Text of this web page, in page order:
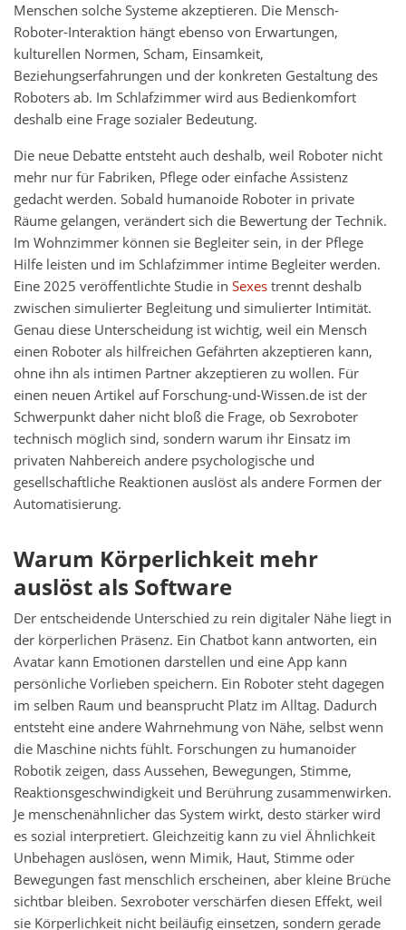
Menschen solche Systeme akzeptieren. Die Mensch-
Roboter-Interaktion hängt ebenso von Erwartungen,
kulturellen Normen, Scham, Einsamkeit,
Beziehungserfahrungen und der konkreten Gestaltung des
Roboters ab. Im Schlafzimmer wird aus Bedienkomfort
deshalb eine Frage sozialer Bedeutung.
Die neue Debatte entsteht auch deshalb, weil Roboter nicht
mehr nur für Fabriken, Pflege oder einfache Assistenz
gedacht werden. Sobald humanoide Roboter in private
Räume gelangen, verändert sich die Bewertung der Technik.
Im Wohnzimmer können sie Begleiter sein, in der Pflege
Hilfe leisten und im Schlafzimmer intime Begleiter werden.
Eine 2025 veröffentlichte Studie in Sexestrennt deshalb
zwischen simulierter Begleitung und simulierter Intimität.
Genau diese Unterscheidung ist wichtig, weil ein Mensch
einen Roboter als hilfreichen Gefährten akzeptieren kann,
ohne ihn als intimen Partner akzeptieren zu wollen. Für
einen neuen Artikel auf Forschung-und-Wissen.de ist der
Schwerpunkt daher nicht bloß die Frage, ob Sexroboter
technisch möglich sind, sondern warum ihr Einsatz im
privaten Nahbereich andere psychologische und
gesellschaftliche Reaktionen auslöst als andere Formen der
Automatisierung.
Warum Körperlichkeit mehr
auslöst als Software
Der entscheidende Unterschied zu rein digitaler Nähe liegt in
der körperlichen Präsenz. Ein Chatbot kann antworten, ein
Avatar kann Emotionen darstellen und eine App kann
persönliche Vorlieben speichern. Ein Roboter steht dagegen
im selben Raum und beansprucht Platz im Alltag. Dadurch
entsteht eine andere Wahrnehmung von Nähe, selbst wenn
die Maschine nichts fühlt. Forschungen zu humanoider
Robotik zeigen, dass Aussehen, Bewegungen, Stimme,
Reaktionsgeschwindigkeit und Berührung zusammenwirken.
Je menschenähnlicher das System wirkt, desto stärker wird
es sozial interpretiert. Gleichzeitig kann zu viel Ähnlichkeit
Unbehagen auslösen, wenn Mimik, Haut, Stimme oder
Bewegungen fast menschlich erscheinen, aber kleine Brüche
sichtbar bleiben. Sexroboter verschärfen diesen Effekt, weil
sie Körperlichkeit nicht beiläufig einsetzen, sondern gerade